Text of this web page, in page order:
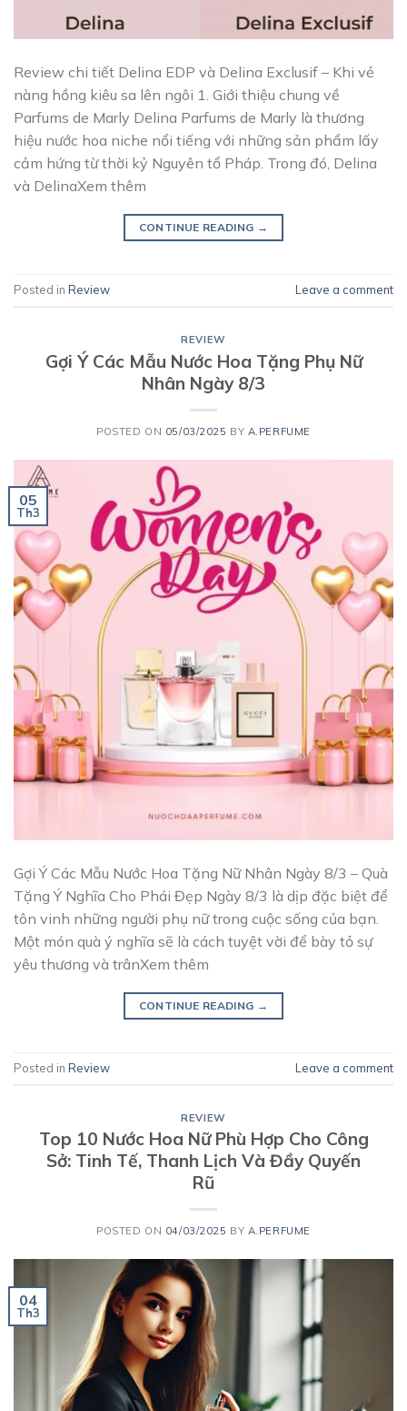
Review chi tiết Delina EDP và Delina Exclusif – Khi vẻ
nàng hồng kiêu sa lên ngôi 1. Giới thiệu chung về
Parfums de Marly Delina Parfums de Marly là thương
hiệu nước hoa niche nổi tiếng với những sản phẩm lấy
cảm hứng từ thời kỷ Nguyên tổ Pháp. Trong đó, Delina
và DelinaXem thêm
CONTINUE READING →
Posted in Review Leave a comment
REVIEW
Gợi Ý Các Mẫu Nước Hoa Tặng Phụ Nữ
Nhân Ngày 8/3
POSTED ON 05/03/2025 BY A.PERFUME
05
Th3
Gợi Ý Các Mẫu Nước Hoa Tặng Nữ Nhân Ngày 8/3 – Quà
Tặng Ý Nghĩa Cho Phái Đẹp Ngày 8/3 là dịp đặc biệt để
tôn vinh những người phụ nữ trong cuộc sống của bạn.
Một món quà ý nghĩa sẽ là cách tuyệt vời để bày tỏ sự
yêu thương và trânXem thêm
CONTINUE READING →
Posted in Review Leave a comment
REVIEW
Top 10 Nước Hoa Nữ Phù Hợp Cho Công
Sở: Tinh Tế, Thanh Lịch Và Đầy Quyến
Rũ
POSTED ON 04/03/2025 BY A.PERFUME
04
Th3